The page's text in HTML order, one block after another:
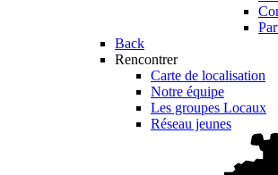
Back
Rencontrer
Carte de localisation
Notre équipe
Les groupes Locaux
Réseau jeunes